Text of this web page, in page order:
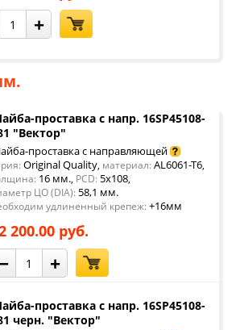
+
проставка с напр. 16SP45108-
"Вектор"
проставка с направляющей
Original Quality, материал: AL6061-T6,
16 мм., PCD: 5x108,
ЦО (DIA): 58,1 мм.
удлиненный крепеж: +16мм
200.00 руб.
− +
проставка с напр. 16SP45108-
черн. "Вектор"